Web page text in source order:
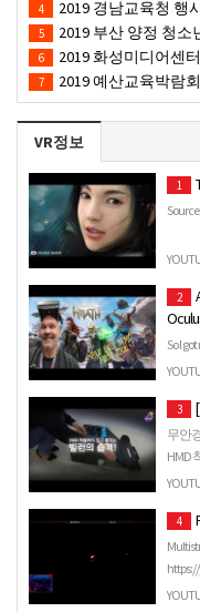
4 2019 경남교육청 행사 (지
5 2019 부산 양정 청소
6 2019 화성미디어센터VR체험
7 2019 예산교육박람회(운봉길체육관
VR정보
1
2
So I
PAX
3
무안
HMD
4